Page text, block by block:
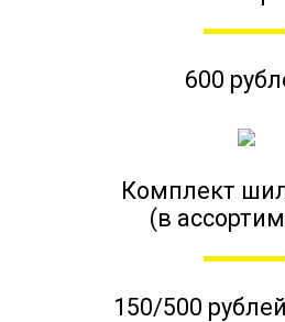
600
Комплект
(в
150/500